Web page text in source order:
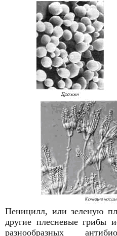
Пеницилл, или зеленую
другие плесневые грибы
разнообразных